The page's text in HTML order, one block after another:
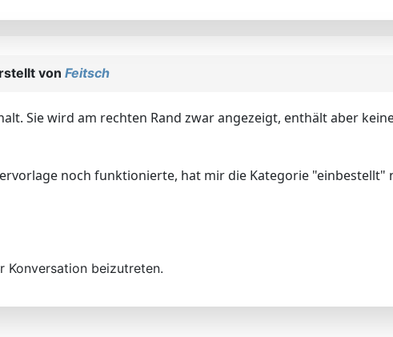
von Feitsch
Sie wird am rechten Rand zwar angezeigt, enthält aber
noch funktionierte, hat mir die Kategorie "einbestellt"
Konversation beizutreten.